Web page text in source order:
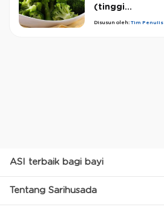
(tinggi...
Disusun oleh: Tim Penulis
ASI terbaik bagi bayi
Tentang Sarihusada